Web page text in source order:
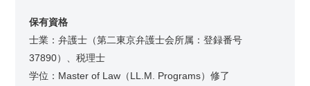
保有資格
士業：弁護士（第二東京弁護士会所属：登録番号
37890）、税理士
学位：Master of Law（LL.M. Programs）修了